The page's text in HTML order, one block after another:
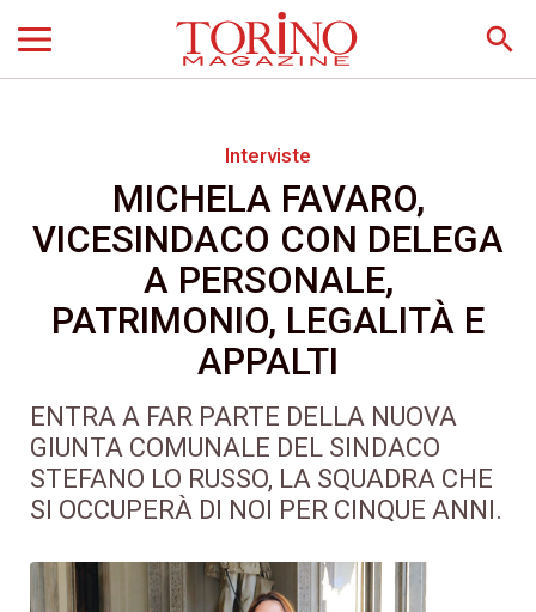
search
Interviste
MICHELA FAVARO,
VICESINDACO CON DELEGA
A PERSONALE,
PATRIMONIO, LEGALITÀ E
APPALTI
ENTRA A FAR PARTE DELLA NUOVA
GIUNTA COMUNALE DEL SINDACO
STEFANO LO RUSSO, LA SQUADRA CHE
SI OCCUPERÀ DI NOI PER CINQUE ANNI.